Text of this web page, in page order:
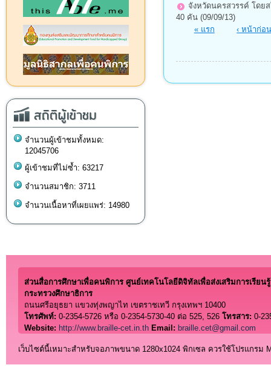
จังหวัดนครสวรรค์ โดย
40 คัน (09/09/13)
หน้า
« แรก ‹ หน้าก่อ
สถิติผู้เข้าชม
จำนวนผู้เข้าชมทั้งหมด:
12045706
ผู้เข้าชมที่ไม่ซ้ำ: 63217
จำนวนสมาชิก: 3711
จำนวนเนื้อหาที่เผยแพร่: 14980
ส่วนสื่อการศึกษาเพื่อคนพิการ ศูนย์เทคโนโลยีดิจิทัลเพื่อส่งเสริมการเรียนรู้
กระทรวงศึกษาธิการ
ถนนศรีอยุธยา แขวงทุ่งพญาไท เขตราชเทวี กรุงเทพฯ 10400
โทรศัพท์: 0-2354-5726 หรือ 0-2354-5730-40 ต่อ 525, 526 โทรสาร: 0-
Website: http://www.braille-cet.in.th Email: braille.cet@gmail.com
เว็บไซต์นี้เหมาะสำหรับจอภาพขนาด 1280x1024 พิกเซล ควรใช้โปรแกรม